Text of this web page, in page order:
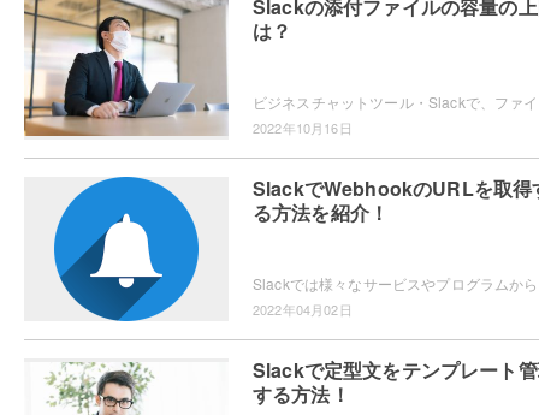
Slackの添付ファイルの容量の
は？
2022年10月16日
SlackでWebhookのURLを取得
る方法を紹介！
2022年04月02日
Slackで定型文をテンプレート
する方法！